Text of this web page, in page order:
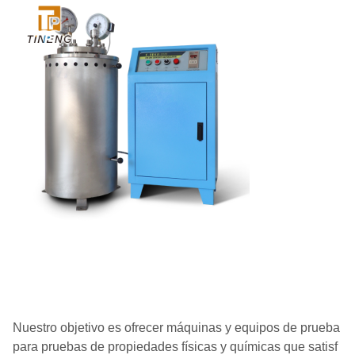
Nuestro objetivo es ofrecer máquinas y equipos de prueba
para pruebas de propiedades físicas y químicas que satisf